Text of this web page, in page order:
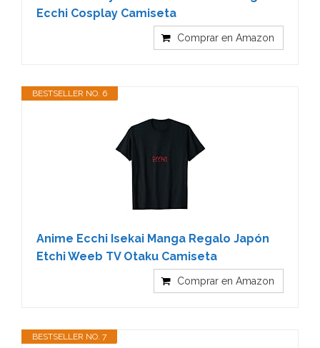
Ecchi Cosplay Camiseta
Comprar en Amazon
BESTSELLER NO. 6
Anime Ecchi Isekai Manga Regalo Japón
Etchi Weeb TV Otaku Camiseta
Comprar en Amazon
BESTSELLER NO. 7